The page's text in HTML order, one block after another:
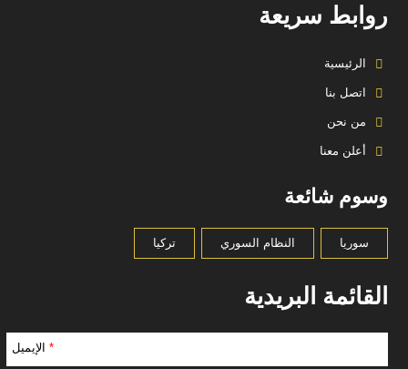
روابط سريعة
الرئيسية
اتصل بنا
من نحن
أعلن معنا
وسوم شائعة
سوريا النظام السوري تركيا
القائمة البريدية
* الإيميل